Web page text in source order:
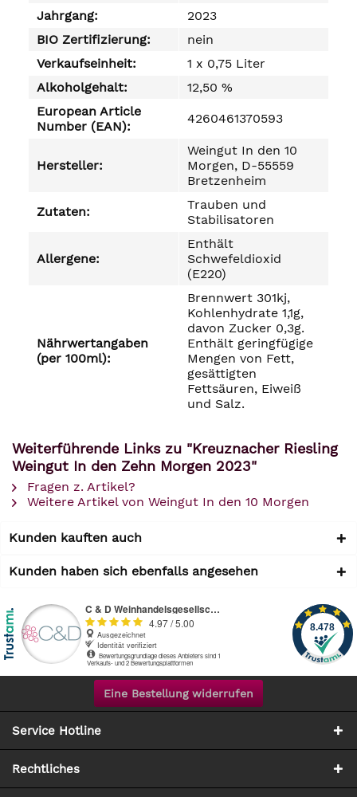
Jahrgang:
2023
BIO Zertifizierung:
nein
Verkaufseinheit:
1 x 0,75 Liter
Alkoholgehalt:
12,50 %
European Article
Number (EAN):
4260461370593
Hersteller:
Weingut In den 10
Morgen, D-55559
Bretzenheim
Zutaten:
Trauben und
Stabilisatoren
Allergene:
Enthält
Schwefeldioxid
(E220)
Nährwertangaben
(per 100ml):
Brennwert 301kj,
Kohlenhydrate 1,1g,
davon Zucker 0,3g.
Enthält geringfügige
Mengen von Fett,
gesättigten
Fettsäuren, Eiweiß
und Salz.
Weiterführende Links zu "Kreuznacher Riesling
Weingut In den Zehn Morgen 2023"
Fragen z. Artikel?
Weitere Artikel von Weingut In den 10 Morgen
Kunden kauften auch
Kunden haben sich ebenfalls angesehen
Eine Bestellung widerrufen
Service Hotline
Rechtliches